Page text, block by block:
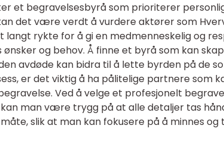
et begravelsesbyrå som prioriterer
det være verdt å vurdere aktører som
langt rykte for å gi en medmenneskelig og
og behov. Å finne et byrå som kan
avdøde kan bidra til å lette byrden på de
er det viktig å ha pålitelige partnere som
Ved å velge et profesjonelt
kan man være trygg på at alle detaljer tas
slik at man kan fokusere på å minnes